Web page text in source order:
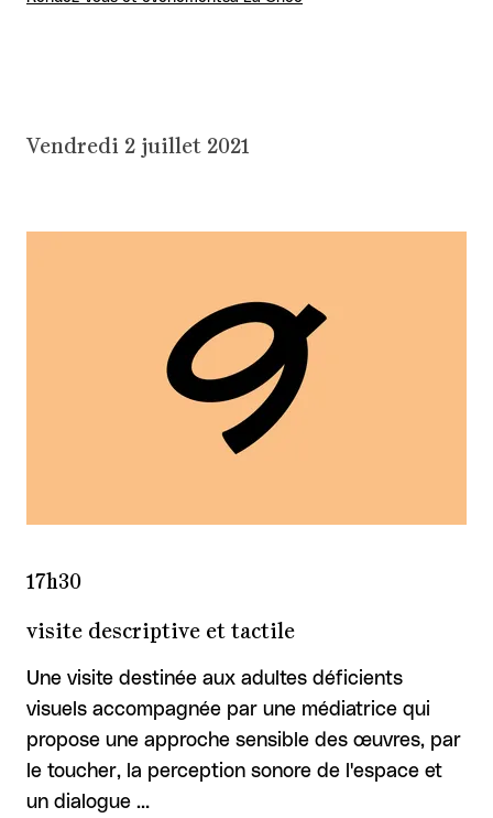
Vendredi 2 juillet 2021
visite descriptive et tactile
17h30
Une visite destinée aux adultes déficients
visuels accompagnée par une médiatrice qui
propose une approche sensible des œuvres, par
le toucher, la perception sonore de l'espace et
un dialogue …